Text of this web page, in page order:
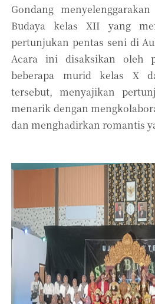
Gondang
Budaya kelas XII yang
pertunjukan pentas seni di
Acara ini disaksikan oleh
beberapa murid kelas X
tersebut, menyajikan
menarik dengan
dan menghadirkan romantis